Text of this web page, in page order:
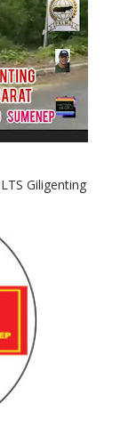
Giligenting